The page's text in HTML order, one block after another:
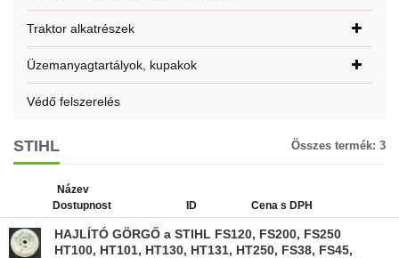
Traktor alkatrészek
Üzemanyagtartályok, kupakok
Védő felszerelés
STIHL Összes termék: 3
Název
Dostupnost
ID Cena s DPH
HAJLÍTÓ GÖRGŐ a STIHL FS120, FS200, FS250
HT100, HT101, HT130, HT131, HT250, FS38, FS45,